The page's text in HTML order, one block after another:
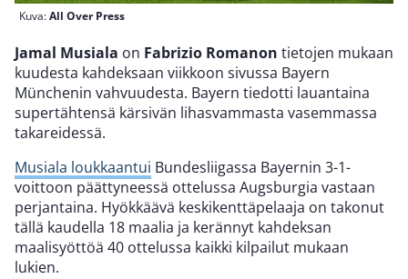
Kuva:All Over Press
Jamal Musiala on Fabrizio Romanon tietojen mukaan
kuudesta kahdeksaan viikkoon sivussa Bayern
Münchenin vahvuudesta. Bayern tiedotti lauantaina
supertähtensä kärsivän lihasvammasta vasemmassa
takareidessä.
Musiala loukkaantui Bundesliigassa Bayernin 3-1-
voittoon päättyneessä ottelussa Augsburgia vastaan
perjantaina. Hyökkäävä keskikenttäpelaaja on takonut
tällä kaudella 18 maalia ja kerännyt kahdeksan
maalisyöttöä 40 ottelussa kaikki kilpailut mukaan
lukien.